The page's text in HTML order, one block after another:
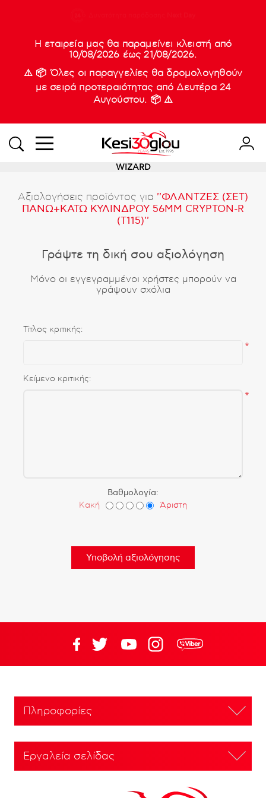
Η εταιρεία μας θα παραμείνει κλειστή από
10/08/2026 έως 21/08/2026.
⚠️ 📦 Όλες οι παραγγελίες θα δρομολογηθούν
με σειρά προτεραιότητας από Δευτέρα 24
Αυγούστου. 📦 ⚠️
WIZARD
Αξιολογήσεις προϊόντος για
ΦΛΑΝΤΖΕΣ (ΣΕΤ)
ΠΑΝΩ+ΚΑΤΩ ΚΥΛΙΝΔΡΟΥ 56ΜΜ CRYPTON-R
(T115)
Γράψτε τη δική σου αξιολόγηση
Μόνο οι εγγεγραμμένοι χρήστες μπορούν να
γράψουν σχόλια
Τίτλος κριτικής:
*
Κείμενο κριτικής:
*
Βαθμολογία:
Κακή Άριστη
Πληροφορίες
Εργαλεία σελίδας